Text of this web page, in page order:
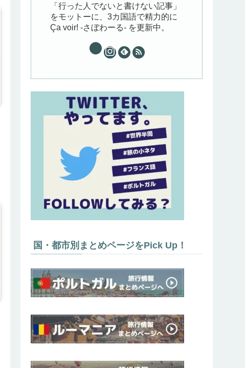
「行った人でないと書けない記事」
をモットーに、3カ国語で精力的に
Ça voir! -さぼわーる- を更新中。
国・都市別まとめページをPick Up！